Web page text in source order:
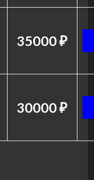
35000 ₽
30000 ₽